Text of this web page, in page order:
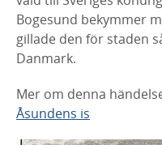
Bogesund bekymmer
gillade den för staden
Danmark.
Mer om denna
Åsundens is